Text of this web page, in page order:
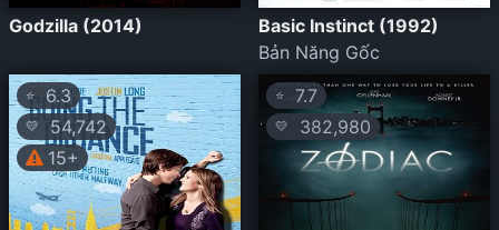
Godzilla (2014)
Basic Instinct (1992)
Bản Năng Gốc
⭐ 6.3
💛
54,742
15+
⭐ 7.7
💛 382,980